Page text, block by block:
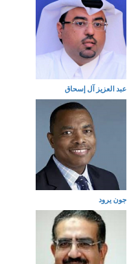
عبد العزيز آل إسحاق
جون يرود